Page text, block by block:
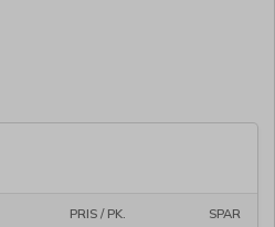
PRIS / PK. SPAR